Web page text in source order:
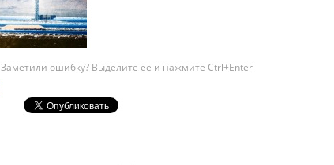
Заметили ошибку? Выделите ее и нажмите Ctrl+Enter